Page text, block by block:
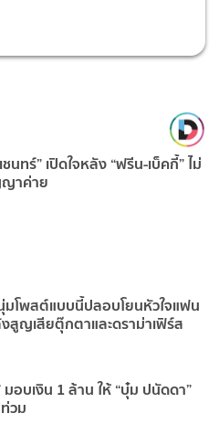
ชนทร์” เปิดใจหลัง “ฟรีน-เบ็คกี้” ไม่
าค่าย
โพสต์แบบนี้ปลอบโยนหัวใจแฟน
สูญเสียตุ๊กตาและดราม่าเฟิร์ส
มอบเงิน 1 ล้าน ให้ “บุ๋ม ปนัดดา”
วม